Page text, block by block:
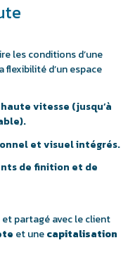
les conditions d’une
d’un espace
vitesse (jusqu’à
et visuel intégrés.
de finition et de
partagé avec le client
et unecapitalisation